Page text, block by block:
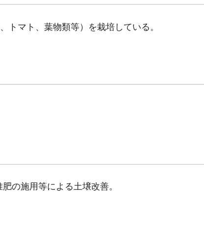
トマト、葉物類等）を栽培している。
の施用等による土壌改善。